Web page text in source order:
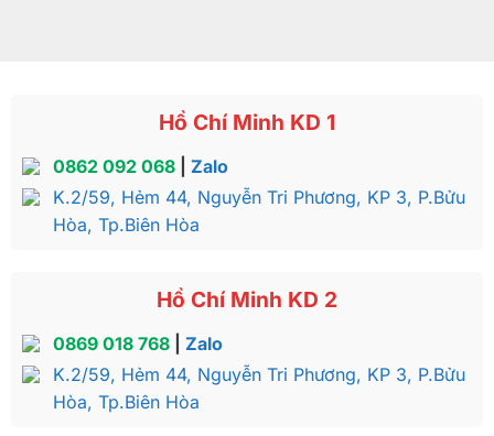
Hồ Chí Minh KD 1
0862 092 068| Zalo
K.2/59, Hẻm 44, Nguyễn Tri Phương, KP 3, P.Bửu
Hòa, Tp.Biên Hòa
Hồ Chí Minh KD 2
0869 018 768| Zalo
K.2/59, Hẻm 44, Nguyễn Tri Phương, KP 3, P.Bửu
Hòa, Tp.Biên Hòa